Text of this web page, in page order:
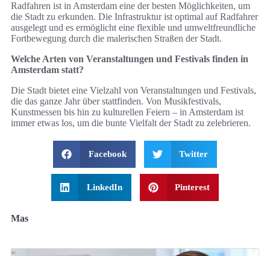
Radfahren ist in Amsterdam eine der besten Möglichkeiten, um
die Stadt zu erkunden. Die Infrastruktur ist optimal auf Radfahrer
ausgelegt und es ermöglicht eine flexible und umweltfreundliche
Fortbewegung durch die malerischen Straßen der Stadt.
Welche Arten von Veranstaltungen und Festivals finden in
Amsterdam statt?
Die Stadt bietet eine Vielzahl von Veranstaltungen und Festivals,
die das ganze Jahr über stattfinden. Von Musikfestivals,
Kunstmessen bis hin zu kulturellen Feiern – in Amsterdam ist
immer etwas los, um die bunte Vielfalt der Stadt zu zelebrieren.
Facebook Twitter
LinkedIn Pinterest
Mas